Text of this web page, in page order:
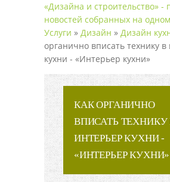
«Дизайна и строительство» -
новостей собранных на
Услуги » Дизайн » Дизайн
органично вписать технику в
кухни - «Интерьер кухни»
КАК ОРГАНИЧНО
ВПИСАТЬ ТЕХНИКУ
ИНТЕРЬЕР КУХНИ -
«ИНТЕРЬЕР КУХНИ»